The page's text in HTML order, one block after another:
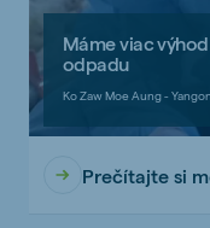
Máme viac
odpadu
Ko Zaw Moe Aung -
Prečítajte si